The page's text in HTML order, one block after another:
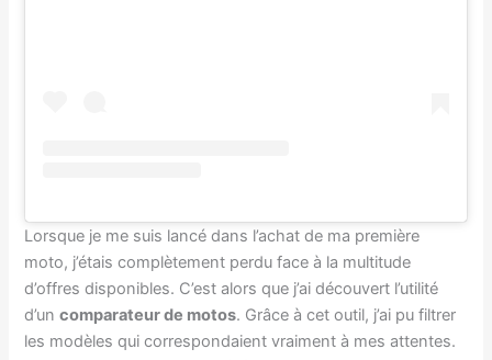
Lorsque je me suis lancé dans l’achat de ma première
moto, j’étais complètement perdu face à la multitude
d’offres disponibles. C’est alors que j’ai découvert l’utilité
d’uncomparateur de motos. Grâce à cet outil, j’ai pu filtrer
les modèles qui correspondaient vraiment à mes attentes.